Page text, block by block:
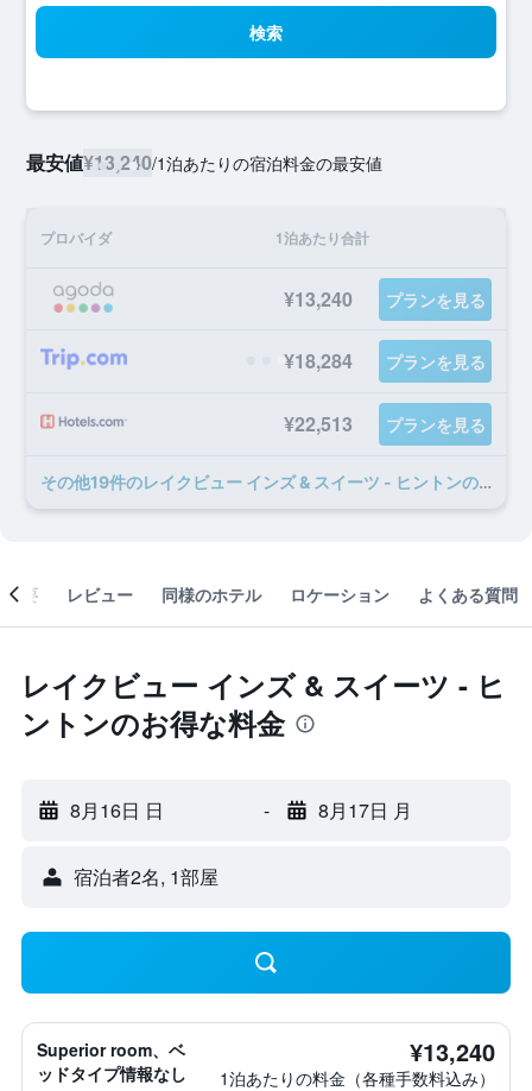
検索
最安値¥13,240/1泊あたりの宿泊料金の最安値
プロバイダ 1泊あたり合計
¥13,240 プランを見る
¥18,284 プランを見る
¥22,513 プランを見る
​その他19​件のレイクビュー インズ & スイーツ - ヒントンのオファー
概要 レビュー 同様のホテル ロケーション よくある質問
レイクビュー インズ & スイーツ - ヒ
ントンのお得な料金
8月16日 日 - 8月17日 月
宿泊者2名, 1​部屋
Superior room、ベ
ッドタイプ情報なし
¥13,240
1泊あたりの料金（各種手数料込み）